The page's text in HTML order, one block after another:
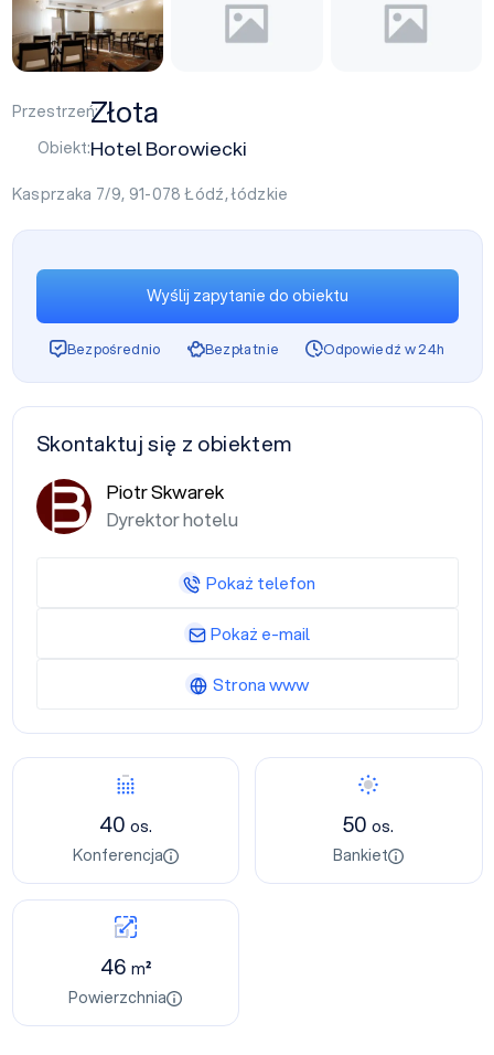
Przestrzeń:Złota
Obiekt:Hotel Borowiecki
Kasprzaka 7/9, 91-078Łódź,łódzkie
40 os.
Konferencja
50os.
Bankiet
46 m²
Powierzchnia
Wyślij zapytanie do obiektu
Bezpośrednio Bezpłatnie Odpowiedź w 24h
Skontaktuj się z obiektem
Piotr Skwarek
Dyrektor hotelu
Pokaż telefon
Pokaż e-mail
Strona www